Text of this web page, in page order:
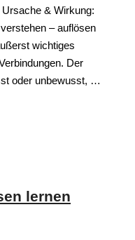
& Wirkung:
– auflösen
wichtiges
Der
oder unbewusst, …
lernen